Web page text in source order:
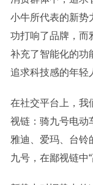
小牛所代表的新势
功打响了品牌，而
补充了智能化的功
追求科技感的年轻
在社交平台上，我
视链：骑九号电动
雅迪、爱玛、台铃
九号，在鄙视链中“